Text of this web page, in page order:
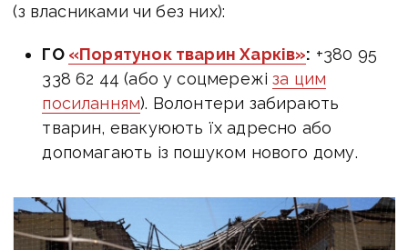
(з власниками чи без них):
ГО «Порятунок тварин Харків»: +380 95
338 62 44 (або у соцмережіза цим
посиланням). Волонтери забирають
тварин, евакуюють їх адресно або
допомагають із пошуком нового дому.